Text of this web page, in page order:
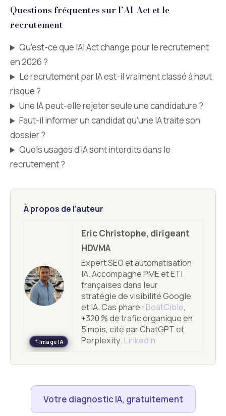
Questions fréquentes sur l’AI Act et le
recrutement
Qu’est-ce que l’AI Act change pour le recrutement
en 2026 ?
Le recrutement par IA est-il vraiment classé à haut
risque ?
Une IA peut-elle rejeter seule une candidature ?
Faut-il informer un candidat qu’une IA traite son
dossier ?
Quels usages d’IA sont interdits dans le
recrutement ?
À propos de l’auteur
Image IA
Eric Christophe, dirigeant
HDVMA
Expert SEO et automatisation
IA. Accompagne PME et ETI
françaises dans leur
stratégie de visibilité Google
et IA. Cas phare : BoatCible,
+320 % de trafic organique en
5 mois, cité par ChatGPT et
Perplexity. LinkedIn
Votre diagnostic IA, gratuitement